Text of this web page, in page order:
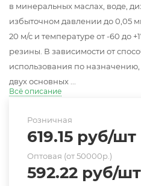
в минеральных маслах, воде,
избыточном давлении до 0,05
20 м/с и температуре от -60 до
резины. В зависимости от
использования по
двух основных ...
Всё описание
Розничная
619.15 руб/шт
Оптовая (от 50000р.)
592.22 руб/шт